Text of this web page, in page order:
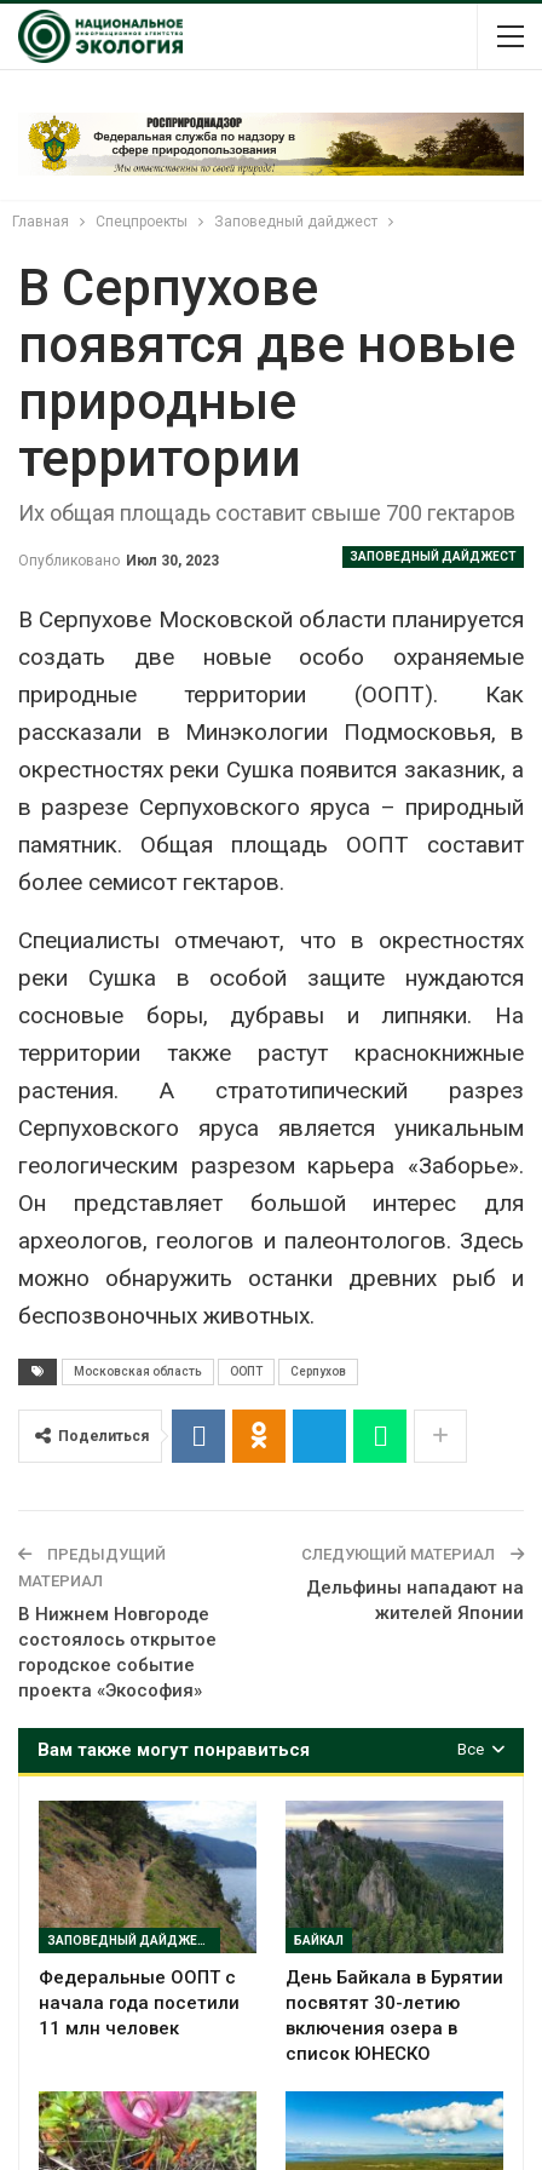
Главная Спецпроекты Заповедный дайджест
В Серпухове
появятся две новые
природные
территории
Их общая площадь составит свыше 700 гектаров
ЗАПОВЕДНЫЙ ДАЙДЖЕСТ
Опубликовано Июл 30, 2023
В Серпухове Московской области планируется
создать две новые особо охраняемые
природные территории (ООПТ). Как
рассказали в Минэкологии Подмосковья, в
окрестностях реки Сушка появится заказник, а
в разрезе Серпуховского яруса – природный
памятник. Общая площадь ООПТ составит
более семисот гектаров.
Специалисты отмечают, что в окрестностях
реки Сушка в особой защите нуждаются
сосновые боры, дубравы и липняки. На
территории также растут краснокнижные
растения. А стратотипический разрез
Серпуховского яруса является уникальным
геологическим разрезом карьера «Заборье».
Он представляет большой интерес для
археологов, геологов и палеонтологов. Здесь
можно обнаружить останки древних рыб и
беспозвоночных животных.
Московская область ООПТ Серпухов
Поделиться
ПРЕДЫДУЩИЙ
МАТЕРИАЛ
В Нижнем Новгороде
состоялось открытое
городское событие
проекта «Экософия»
СЛЕДУЮЩИЙ МАТЕРИАЛ
Дельфины нападают на
жителей Японии
Все
Вам также могут понравиться
ЗАПОВЕДНЫЙ ДАЙДЖЕСТ
Федеральные ООПТ с
начала года посетили
11 млн человек
БАЙКАЛ
День Байкала в Бурятии
посвятят 30-летию
включения озера в
список ЮНЕСКО